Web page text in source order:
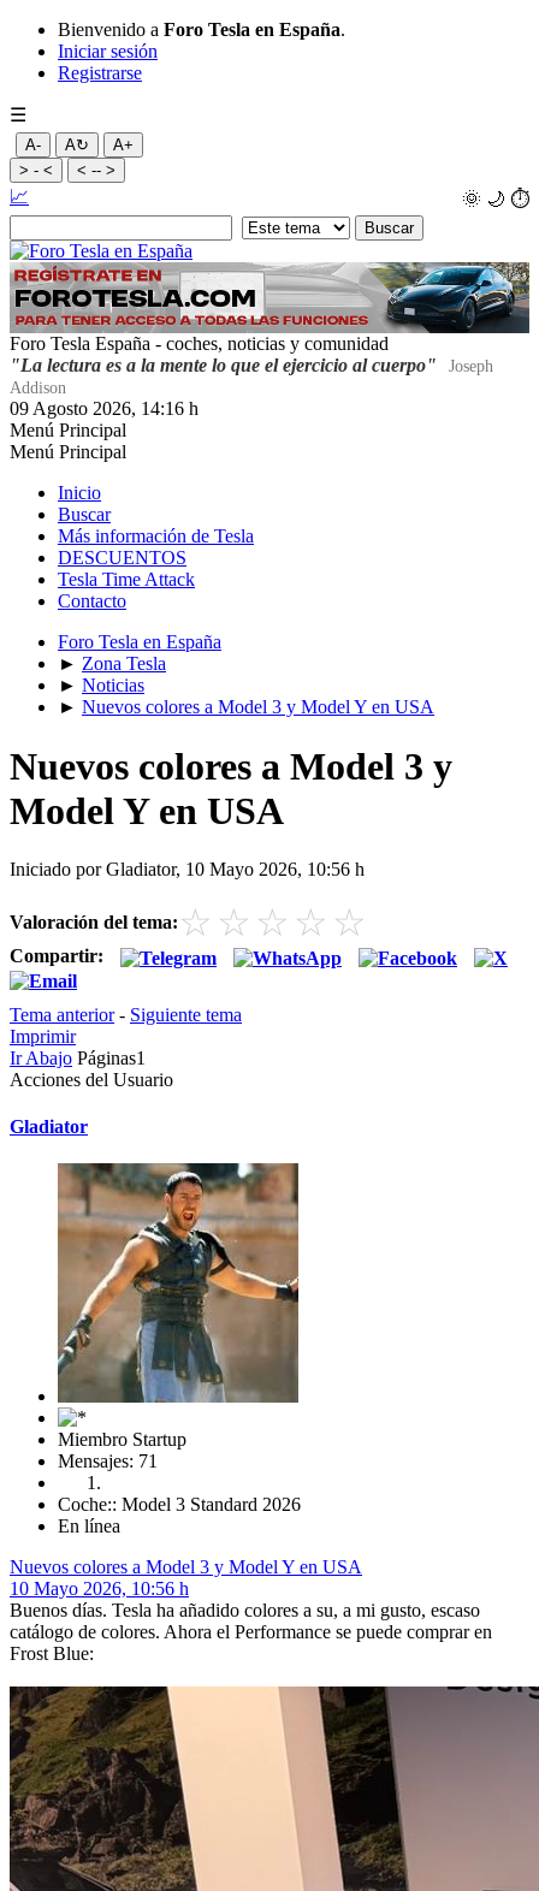
Bienvenido a Foro Tesla en España.
Iniciar sesión
Registrarse
☰
A- A↻
A+
> - <
< -- >
🌞 🌙 ⏱️
📈
Foro Tesla España - coches, noticias y comunidad
"La lectura es a la mente lo que el ejercicio al cuerpo"
Joseph
Addison
09 Agosto 2026, 14:16 h
Menú Principal
Menú Principal
Inicio
Buscar
Más información de Tesla
DESCUENTOS
Tesla Time Attack
Contacto
Foro Tesla en España
► Zona Tesla
► Noticias
► Nuevos colores a Model 3 y Model Y en USA
Nuevos colores a Model 3 y
Model Y en USA
Iniciado por Gladiator, 10 Mayo 2026, 10:56 h
Valoración del tema: ☆ ☆ ☆ ☆ ☆
Compartir:
Tema anterior- Siguiente tema
Imprimir
Ir Abajo Páginas1
Acciones del Usuario
Gladiator
Miembro Startup
Mensajes: 71
Coche:: Model 3 Standard 2026
En línea
Nuevos colores a Model 3 y Model Y en USA
10 Mayo 2026, 10:56 h
Buenos días. Tesla ha añadido colores a su, a mi gusto, escaso
catálogo de colores. Ahora el Performance se puede comprar en
Frost Blue: